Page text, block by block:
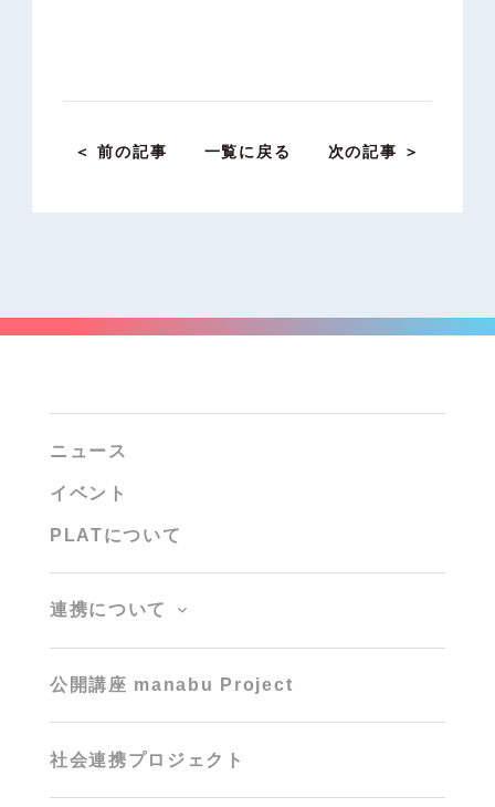
＜ 前の記事 一覧に戻る 次の記事 ＞
ニュース
イベント
PLATについて
連携について
公開講座 manabu Project
社会連携プロジェクト